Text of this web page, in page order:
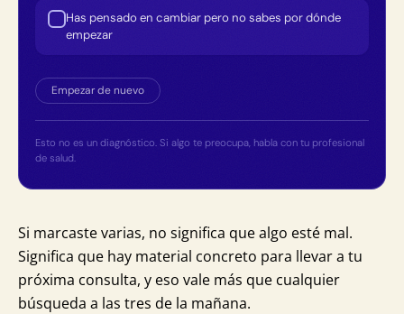
Has pensado en cambiar pero no sabes por dónde
empezar
Empezar de nuevo
Esto no es un diagnóstico. Si algo te preocupa, habla con tu profesional
de salud.
Si marcaste varias, no significa que algo esté mal.
Significa que hay material concreto para llevar a tu
próxima consulta, y eso vale más que cualquier
búsqueda a las tres de la mañana.